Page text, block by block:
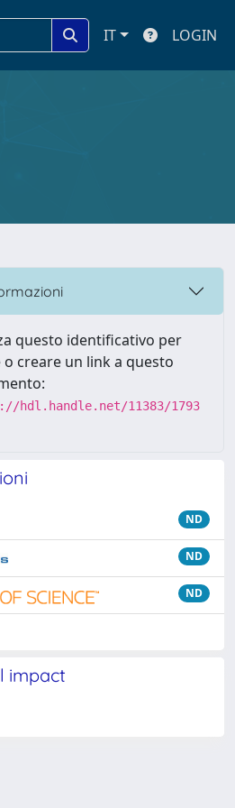
IT LOGIN
questo identificativo per
o creare un link a questo
hdl.handle.net/11383/1793
ND
ND
ND
impact